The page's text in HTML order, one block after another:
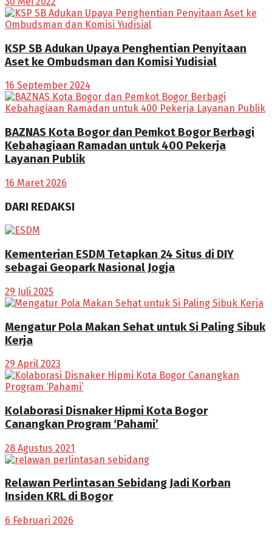
KSP SB Adukan Upaya Penghentian Penyitaan
Aset ke Ombudsman dan Komisi Yudisial
16 September 2024
BAZNAS Kota Bogor dan Pemkot Bogor Berbagi
Kebahagiaan Ramadan untuk 400 Pekerja
Layanan Publik
16 Maret 2026
DARI REDAKSI
Kementerian ESDM Tetapkan 24 Situs di DIY
sebagai Geopark Nasional Jogja
29 Juli 2025
Mengatur Pola Makan Sehat untuk Si Paling Sibuk
Kerja
29 April 2023
Kolaborasi Disnaker Hipmi Kota Bogor
Canangkan Program ‘Pahami’
28 Agustus 2021
Relawan Perlintasan Sebidang Jadi Korban
Insiden KRL di Bogor
6 Februari 2026